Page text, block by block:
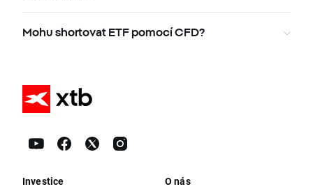
Mohu shortovat ETF pomocí CFD?
Investice O nás